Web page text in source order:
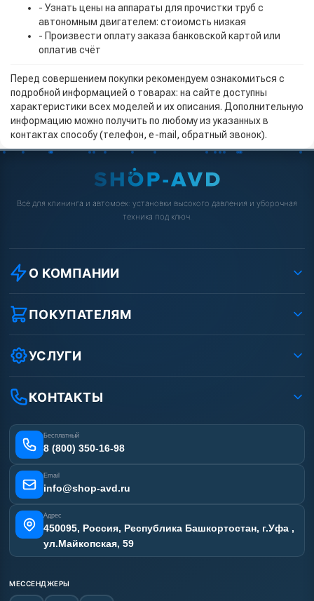
- Узнать цены на аппараты для прочистки труб с
автономным двигателем: стоиомсть низкая
- Произвести оплату заказа банковской картой или
оплатив счёт
Перед совершением покупки рекомендуем ознакомиться с
подробной информацией о товарах: на сайте доступны
характеристики всех моделей и их описания. Дополнительную
информацию можно получить по любому из указанных в
контактах способу (телефон, e-mail, обратный звонок).
Всё для клининга и автомоек: установки высокого давления и уборочная
техника под ключ.
О КОМПАНИИ
О компании
Реквизиты ООО «Шоп АВД»
Условия соглашения
Вакансии
Статьи
ПОКУПАТЕЛЯМ
Как заказать?
Оплата
Лизинг
Получить скидку
УСЛУГИ
Ремонт АВД
Сертификаты
Отзывы наших клиентов
Карта сайта
КОНТАКТЫ
Бесплатный
8 (800) 350-16-98
Email
info@shop-avd.ru
Адрес
450095, Россия, Республика Башкортостан, г.Уфа ,
ул.Майкопская, 59
МЕССЕНДЖЕРЫ